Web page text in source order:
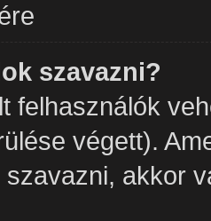
szavazni?
felhasználók
végett).
akkor